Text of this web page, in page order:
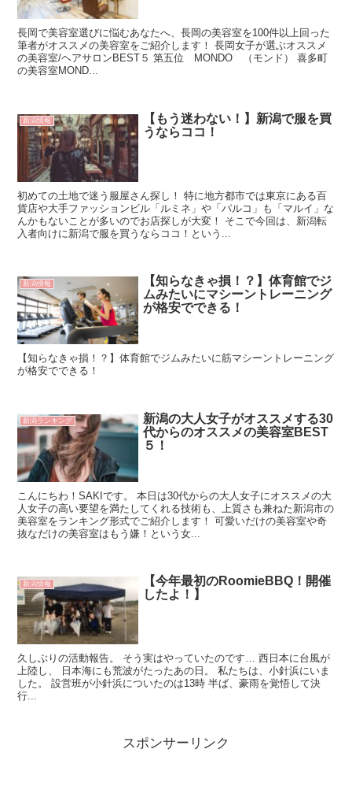
長岡で美容室選びに悩むあなたへ、長岡の美容室を100件以上回った
筆者がオススメの美容室をご紹介します！ 長岡女子が選ぶオススメ
の美容室/ヘアサロンBEST５ 第五位 MONDO （モンド） 喜多町
の美容室MOND...
新潟情報
【もう迷わない！】新潟で服を買
うならココ！
初めての土地で迷う服屋さん探し！ 特に地方都市では東京にある百
貨店や大手ファッションビル「ルミネ」や「パルコ」も「マルイ」な
んかもないことが多いのでお店探しが大変！ そこで今回は、新潟転
入者向けに新潟で服を買うならココ！という...
新潟情報
【知らなきゃ損！？】体育館でジ
ムみたいにマシーントレーニング
が格安でできる！
【知らなきゃ損！？】体育館でジムみたいに筋マシーントレーニング
が格安でできる！
新潟ランキング
新潟の大人女子がオススメする30
代からのオススメの美容室BEST
５！
こんにちわ！SAKIです。 本日は30代からの大人女子にオススメの大
人女子の高い要望を満たしてくれる技術も、上質さも兼ねた新潟市の
美容室をランキング形式でご紹介します！ 可愛いだけの美容室や奇
抜なだけの美容室はもう嫌！という女...
新潟情報
【今年最初のRoomieBBQ！開催
したよ！】
久しぶりの活動報告。 そう実はやっていたのです… 西日本に台風が
上陸し、 日本海にも荒波がたったあの日。 私たちは、小針浜にいま
した。 設営班が小針浜についたのは13時 半ば、豪雨を覚悟して決
行...
スポンサーリンク